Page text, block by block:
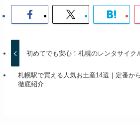
初めてでも安心！札幌のレンタサイク
札幌駅で買える人気お土産14選｜定番か
徹底紹介